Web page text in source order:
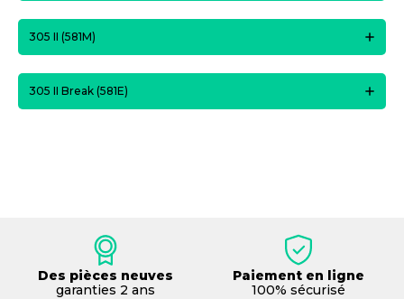
305 II (581M)
305 II Break (581E)
Des pièces neuves
garanties 2 ans
Paiement en ligne
100% sécurisé